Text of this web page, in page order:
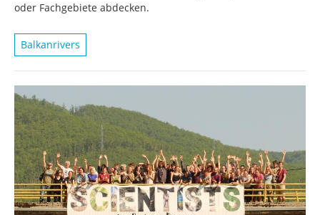
oder Fachgebiete abdecken.
Balkanrivers